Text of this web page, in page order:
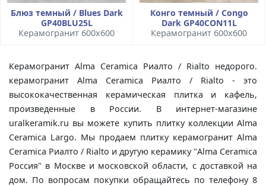
Блюз темный / Blues Dark
GP40BLU25L
Керамогранит 600x600
Конго темный / Congo
Dark GP40CON11L
Керамогранит 600x600
Керамогранит Alma Ceramica Риалто / Rialto недорого.
керамогранит Alma Ceramica Риалто / Rialto - это
высококачественная керамическая плитка и кафель,
произведенные в России. В интернет-магазине
uralkeramik.ru вы можете купить плитку коллекции Alma
Ceramica Largo. Мы продаем плитку керамогранит Alma
Ceramica Риалто / Rialto и другую керамику "Alma Ceramica
Россия" в Москве и московской области, с доставкой на
дом. По вопросам покупки обращайтесь по телефону 8